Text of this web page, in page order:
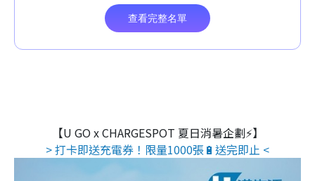
【U GO x CHARGESPOT 夏日消暑企劃⚡】
> 打卡即送充電券！限量1000張🔋送完即止 <